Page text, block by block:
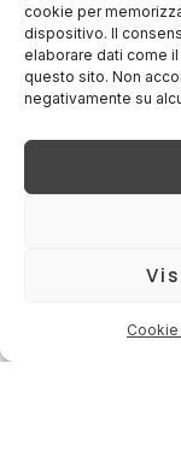
cookie per
dispositivo. Il
elaborare dati come
questo sito. Non
negativamente su